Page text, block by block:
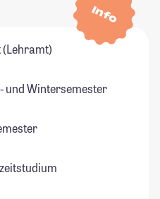
Info
und Wintersemester